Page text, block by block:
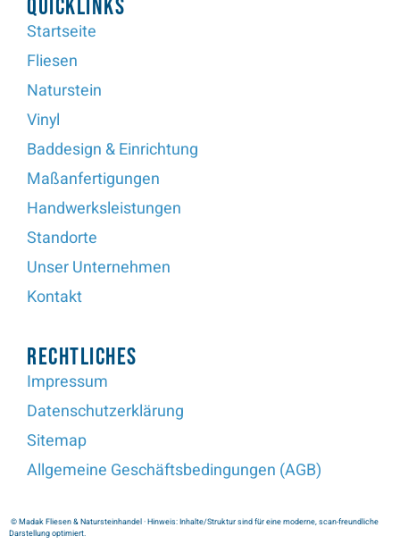
Quicklinks
Startseite
Fliesen
Naturstein
Vinyl
Baddesign & Einrichtung
Maßanfertigungen
Handwerksleistungen
Standorte
Unser Unternehmen
Kontakt
Rechtliches
Impressum
Datenschutzerklärung
Sitemap
Allgemeine Geschäftsbedingungen (AGB)
© Madak Fliesen & Natursteinhandel · Hinweis: Inhalte/Struktur sind für eine moderne, scan-freundliche
Darstellung optimiert.